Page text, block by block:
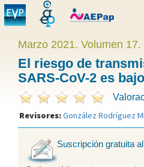
Marzo 2021. Volumen 17.
El riesgo de
SARS-CoV-2 es bajo
Revisores:González Rodríguez
Suscripción gratuita